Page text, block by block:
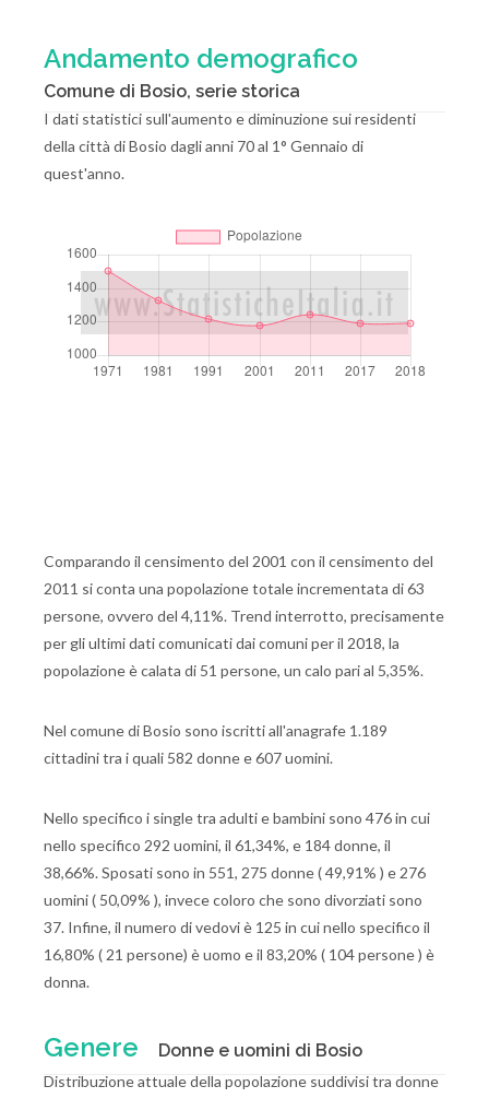
Andamento demografico
Comune di Bosio, serie storica
I dati statistici sull'aumento e diminuzione sui residenti
della città di Bosio dagli anni 70 al 1° Gennaio di
quest'anno.
Comparando il censimento del 2001 con il censimento del
2011 si conta una popolazione totale incrementata di 63
persone, ovvero del 4,11%. Trend interrotto, precisamente
per gli ultimi dati comunicati dai comuni per il 2018, la
popolazione è calata di 51 persone, un calo pari al 5,35%.
Nel comune di Bosio sono iscritti all'anagrafe 1.189
cittadini tra i quali 582 donne e 607 uomini.
Nello specifico i single tra adulti e bambini sono 476 in cui
nello specifico 292 uomini, il 61,34%, e 184 donne, il
38,66%. Sposati sono in 551, 275 donne ( 49,91% ) e 276
uomini ( 50,09% ), invece coloro che sono divorziati sono
37. Infine, il numero di vedovi è 125 in cui nello specifico il
16,80% ( 21 persone) è uomo e il 83,20% ( 104 persone ) è
donna.
Genere Donne e uomini di Bosio
Distribuzione attuale della popolazione suddivisi tra donne